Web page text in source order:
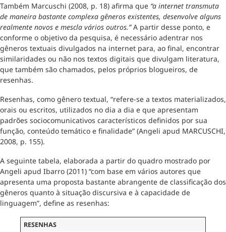
Também Marcuschi (2008, p. 18) afirma que “a internet transmuta
de maneira bastante complexa gêneros existentes, desenvolve alguns
realmente novos e mescla vários outros.”A partir desse ponto, e
conforme o objetivo da pesquisa, é necessário adentrar nos
gêneros textuais divulgados na internet para, ao final, encontrar
similaridades ou não nos textos digitais que divulgam literatura,
que também são chamados, pelos próprios blogueiros, de
resenhas.
Resenhas, como gênero textual, “refere-se a textos materializados,
orais ou escritos, utilizados no dia a dia e que apresentam
padrões sociocomunicativos característicos definidos por sua
função, conteúdo temático e finalidade” (Angeli apud MARCUSCHI,
2008, p. 155).
A seguinte tabela, elaborada a partir do quadro mostrado por
Angeli apud Ibarro (2011) “com base em vários autores que
apresenta uma proposta bastante abrangente de classificação dos
gêneros quanto à situação discursiva e à capacidade de
linguagem”, define as resenhas:
RESENHAS